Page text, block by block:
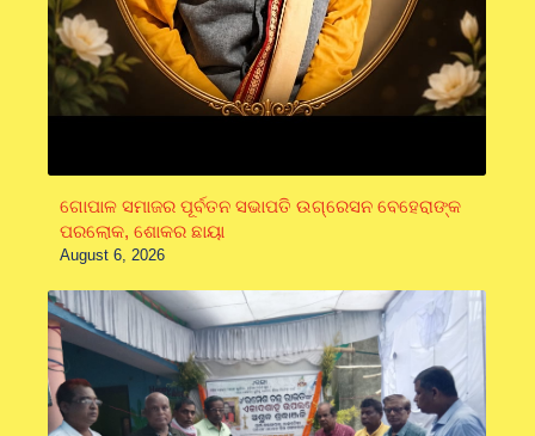
ଗୋପାଳ ସମାଜର ପୂର୍ବତନ ସଭାପତି ଉଗ୍ରେସନ ବେହେରାଙ୍କ
ପରଲୋକ, ଶୋକର ଛାୟା
August 6, 2026